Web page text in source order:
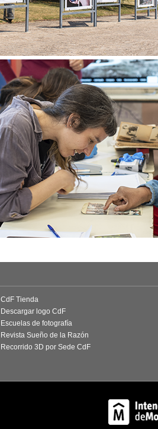
CdF Tienda
Descargar logo CdF
Escuelas de fotografía
Revista Sueño de la Razón
Recorrido 3D por Sede CdF